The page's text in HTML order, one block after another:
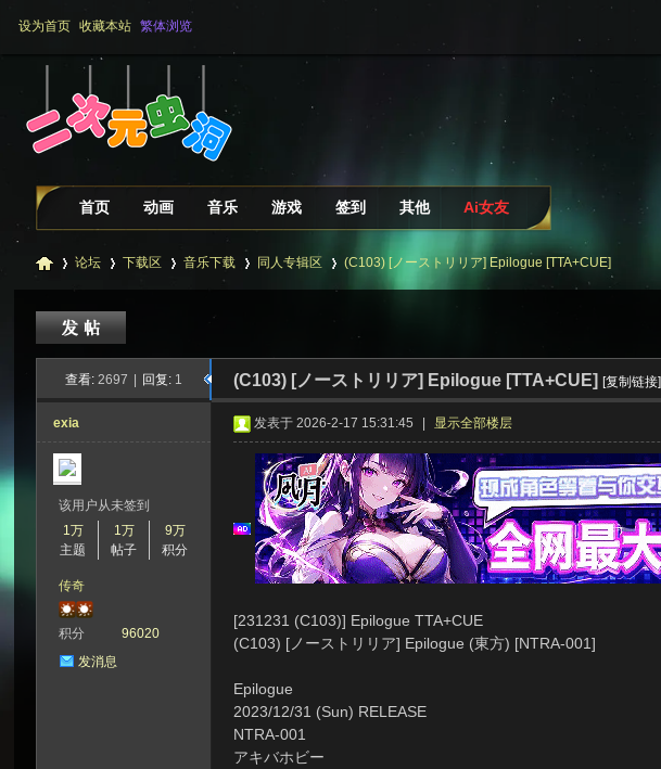
设为首页 收藏本站 繁体浏览
首页 动画 音乐 游戏 签到 其他 Ai女友
二 »
论坛
›
下载区
›
音乐下载
›
同人专辑区
›
(C103) [ノーストリリア] Epilogue [TTA+CUE]
查看: 2697 回复: 1 (C103) [ノーストリリア] Epilogue [TTA+CUE] [复制链接]
exia
该用户从未签到
1万
主题
1万
帖子
9万
积分
传奇
积分
96020
发消息
发表于 2026-2-17 15:31:45 显示全部楼层
[231231 (C103)] Epilogue TTA+CUE
(C103) [ノーストリリア] Epilogue (東方) [NTRA-001]
Epilogue
2023/12/31 (Sun) RELEASE
NTRA-001
アキバホビー